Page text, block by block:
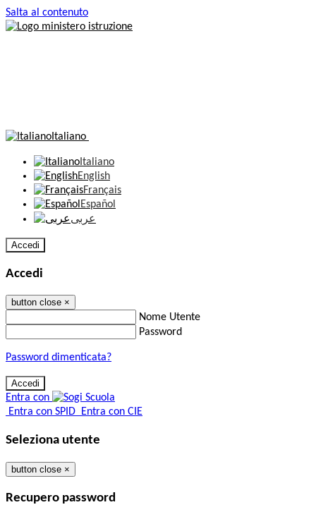
Salta al contenuto
Italiano
Italiano
English
Français
Español
عربى
Accedi
Accedi
button close ×
Nome Utente
Password
Password dimenticata?
Entra con
Entra con SPID Entra con CIE
Seleziona utente
button close ×
Recupero password